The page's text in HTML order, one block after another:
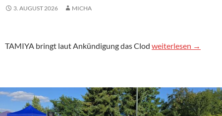
3. AUGUST 2026 MICHA
TAMIYA bringt laut Ankündigung das Clod TAMIYA Clod
weiterlesen →